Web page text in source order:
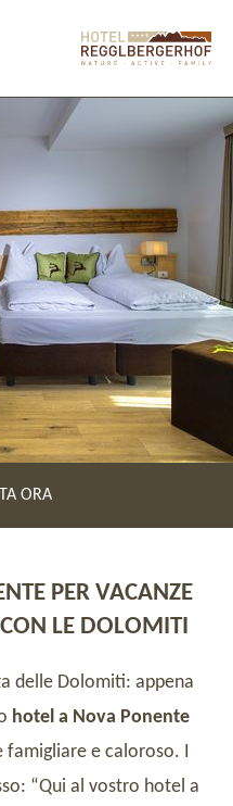
ORA
PER VACANZE
LE DOLOMITI
delle Dolomiti: appena
hotel a Nova Ponente
famigliare e caloroso. I
“Qui al vostro hotel a